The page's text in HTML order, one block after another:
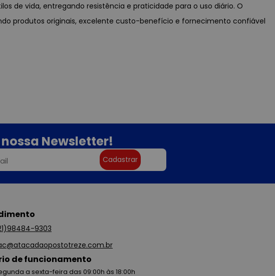
de vida, entregando resistência e praticidade para o uso diário. O
produtos originais, excelente custo-benefício e fornecimento confiável
Newsletter!
Cadastrar
9303
de funcionamento
a sexta-feira das 09:00h às 18:00h